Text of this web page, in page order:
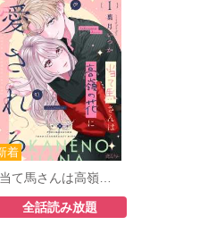
当て馬さんは高嶺の花に愛される
全話読み放題